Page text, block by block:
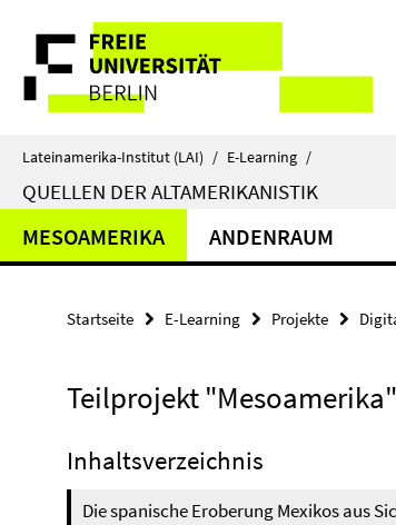
direkt
Inhalt
Service-
Navigation
Lateinamerika-Institut (LAI) / E-Learning /
QUELLEN DER ALTAMERIKANISTIK
MESOAMERIKA ANDENRAUM
Startseite E-Learning Projekte
Teilprojekt "Mesoamerika"
Inhaltsverzeichnis
Die spanische Eroberung Mexikos aus